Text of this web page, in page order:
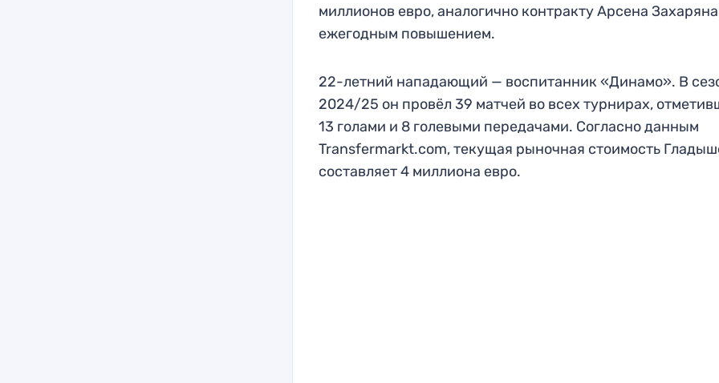
миллионов евро, аналогично контракту Арсена
ежегодным повышением.
22-летний нападающий — воспитанник «Динамо». В
2024/25 он провёл 39 матчей во всех турнирах,
13 голами и 8 голевыми передачами. Согласно данным
Transfermarkt.com, текущая рыночная стоимость
составляет 4 миллиона евро.